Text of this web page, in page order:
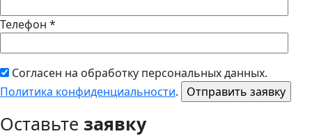
Телефон *
Согласен на обработку персональных данных.
Политика конфиденциальности.
Оставьте заявку